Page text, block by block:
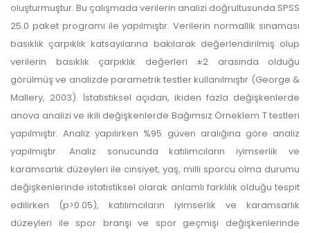
oluşturmuştur. Bu çalışmada verilerin analizi doğrultusunda SPSS
25.0 paket programı ile yapılmıştır. Verilerin normallik sınaması
basıklık çarpıklık katsayılarına bakılarak değerlendirilmiş olup
verilerin basıklık çarpıklık değerleri ±2 arasında olduğu
görülmüş ve analizde parametrik testler kullanılmıştır (George &
Mallery, 2003). İstatistiksel açıdan, ikiden fazla değişkenlerde
anova analizi ve ikili değişkenlerde Bağımsız Örneklem T testleri
yapılmıştır. Analiz yapılırken %95 güven aralığına göre analiz
yapılmıştır. Analiz sonucunda katılımcıların iyimserlik ve
karamsarlık düzeyleri ile cinsiyet, yaş, milli sporcu olma durumu
değişkenlerinde istatistiksel olarak anlamlı farklılık olduğu tespit
edilirken (p>0.05), katılımcıların iyimserlik ve karamsarlık
düzeyleri ile spor branşı ve spor geçmişi değişkenlerinde